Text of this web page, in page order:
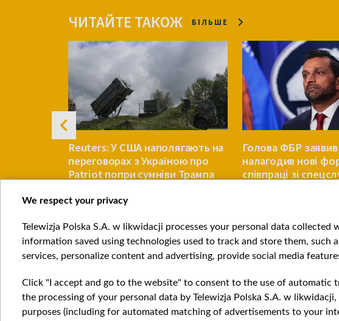
ЧИТАЙТЕ ТАКОЖ БІЛЬШЕ
Reuters: У США наполягають на
переговорах з Україною про
Patriot попри сумніви Трампа
СВІТ
Голова ФБР
налагодив нові
співпраці зі
Item
1
of
We respect your privacy
Telewizja Polska S.A. w likwidacji processes your personal data
information saved using technologies used to track and store them,
services, personalize content and advertising, provide social media
Click "I accept and go to the website" to consent to the use of automatic
the processing of your personal data by Telewizja Polska S.A. w likwidacji,
purposes (including for automated matching of advertisements to your